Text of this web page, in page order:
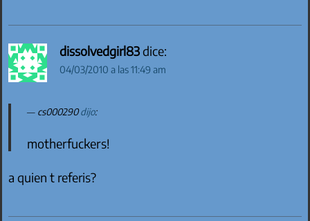
dissolvedgirl83dice:
04/03/2010 a las 11:49 am
cs000290dijo:
motherfuckers!
a quien t referis?